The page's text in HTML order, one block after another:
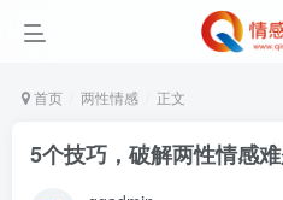
首页 两性情感 正文
5个技巧，破解两性情感